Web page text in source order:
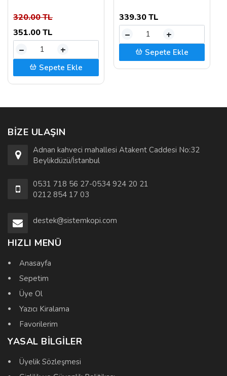
320.00 TL
351.00 TL
– +
Sepete Ekle
339.30 TL
– +
Sepete Ekle
BIZE ULAŞIN
Adnan kahveci mahallesi Atakent Caddesi No:32
Beylikdüzü/İstanbul
0531 718 56 27-0534 924 20 21
0212 854 17 03
destek@sistemkopi.com
HIZLI MENÜ
Anasayfa
Sepetim
Üye Ol
Yazıcı Kiralama
Favorilerim
YASAL BILGILER
Üyelik Sözleşmesi